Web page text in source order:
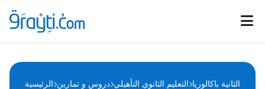
Catégories
d'actualités
Annonces bourses
الرئيسية دروس و تمارين التعليم الثانوي التأهيلي الثانية باكالوريا